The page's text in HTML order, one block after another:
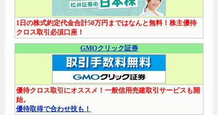
1日の株式約定代金合計50万円まではなんと無料！株主優待
クロス取引必須口座！
GMOクリック証券
優待クロス取引にオススメ！一般信用売建取引サービスも開
始。
優待取得で合わせ技も！